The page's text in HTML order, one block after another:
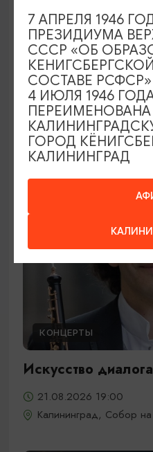
ВЫСТАВКИ
Солнечное
21.08.2026 -
Калининград, Музей
ОТ 1000₽
КОНЦЕРТЫ
Искусство диалога
21.08.2026 19:00
Калининград, Собор на
7 АПРЕЛЯ 1946
ПРЕЗИДИУМА
СССР «ОБ
СОСТАВЕ РСФСР»
4 ИЮЛЯ 1946
ПЕРЕИМЕНОВАНА
ГОРОД
КАЛИНИНГРАД